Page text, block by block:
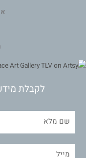
לקבלת